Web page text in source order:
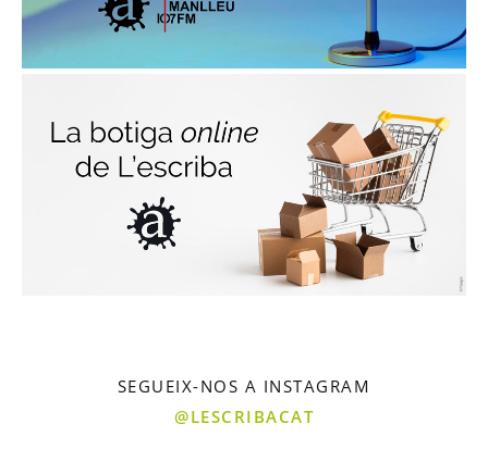
SEGUEIX-NOS A INSTAGRAM
@LESCRIBACAT